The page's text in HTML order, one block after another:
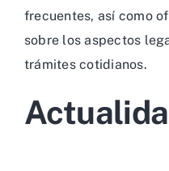
frecuentes, así como
sobre los aspectos
trámites cotidianos.